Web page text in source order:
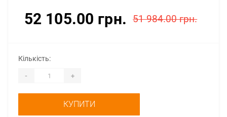
52 105.00 грн. 51 984.00 грн.
Кількість:
- +
КУПИТИ